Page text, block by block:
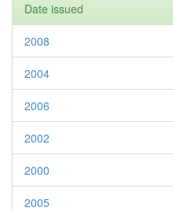
Date issued
2008
2004
2006
2002
2000
2005